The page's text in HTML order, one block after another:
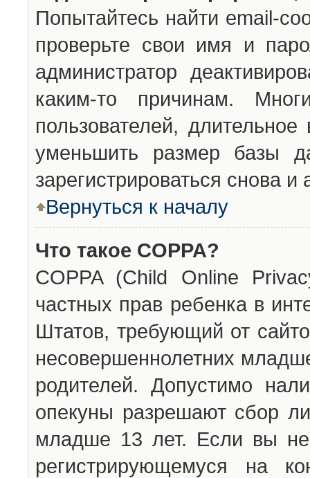
Попытайтесь найти email-
проверьте свои имя и
администратор
каким-то причинам.
пользователей,
уменьшить размер базы
зарегистрироваться снова и
Вернуться к началу
Что такое COPPA?
COPPA (Child Online
частных прав ребенка в
Штатов, требующий от
несовершеннолетних
родителей. Допустимо
опекуны разрешают сбор
младше 13 лет. Если вы
регистрирующемуся на